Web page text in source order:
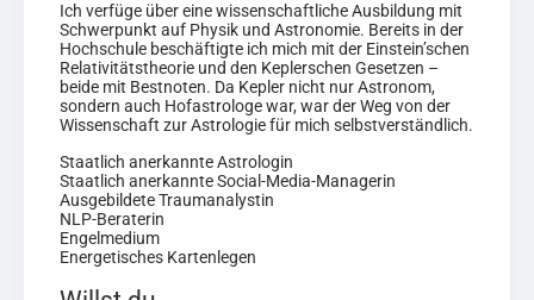
Ich verfüge über eine wissenschaftliche Ausbildung mit
Schwerpunkt auf Physik und Astronomie. Bereits in der
Hochschule beschäftigte ich mich mit der Einstein’schen
Relativitätstheorie und den Keplerschen Gesetzen –
beide mit Bestnoten. Da Kepler nicht nur Astronom,
sondern auch Hofastrologe war, war der Weg von der
Wissenschaft zur Astrologie für mich selbstverständlich.
Staatlich anerkannte Astrologin
Staatlich anerkannte Social-Media-Managerin
Ausgebildete Traumanalystin
NLP-Beraterin
Engelmedium
Energetisches Kartenlegen